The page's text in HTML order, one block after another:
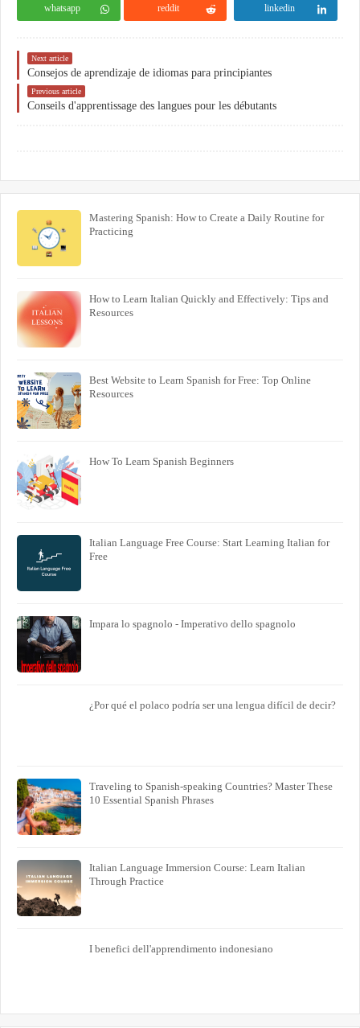
whatsapp reddit linkedin
Next article
Consejos de aprendizaje de idiomas para principiantes
Previous article
Conseils d'apprentissage des langues pour les débutants
Mastering Spanish: How to Create a Daily Routine for
Practicing
How to Learn Italian Quickly and Effectively: Tips and
Resources
Best Website to Learn Spanish for Free: Top Online
Resources
How To Learn Spanish Beginners
Italian Language Free Course: Start Learning Italian for
Free
Impara lo spagnolo - Imperativo dello spagnolo
¿Por qué el polaco podría ser una lengua difícil de decir?
Traveling to Spanish-speaking Countries? Master These
10 Essential Spanish Phrases
Italian Language Immersion Course: Learn Italian
Through Practice
I benefici dell'apprendimento indonesiano